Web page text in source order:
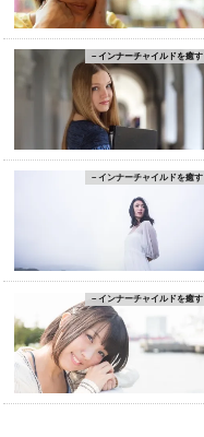
－インナーチャイルドを癒す
－インナーチャイルドを癒す
－インナーチャイルドを癒す